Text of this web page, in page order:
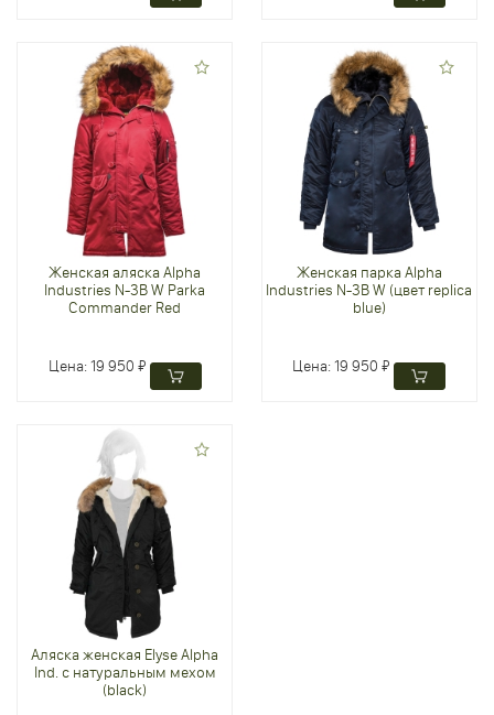
Женская аляска Alpha
Industries N-3B W Parka
Commander Red
Цена:19 950 ₽
Женская парка Alpha
Industries N-3B W (цвет replica
blue)
Цена:19 950 ₽
Аляска женская Elyse Alpha
Ind. с натуральным мехом
(black)